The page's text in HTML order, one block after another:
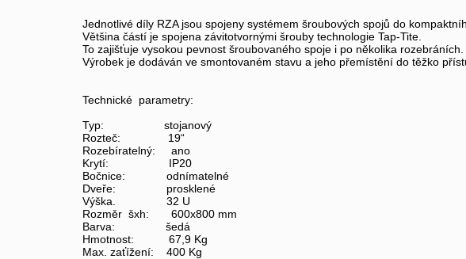
Jednotlivé díly RZA jsou spojeny systémem šroubových spojů do
Většina částí je spojena závitotvornými šrouby technologie Tap-Tite.
To zajišťuje vysokou pevnost šroubovaného spoje i po několika rozebráních.
Výrobek je dodáván ve smontovaném stavu a jeho přemístění do těžko
Technické parametry:
Typ: stojanový
Rozteč: 19“
Rozebíratelný: ano
Krytí: IP20
Bočnice: odnímatelné
Dveře: prosklené
Výška. 32 U
Rozměr šxh: 600x800 mm
Barva: šedá
Hmotnost: 67,9 Kg
Max. zaťížení: 400 Kg